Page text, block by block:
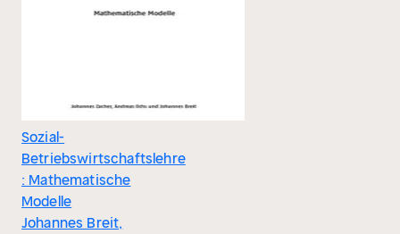
Sozial-
Betriebswirtschaftslehre
: Mathematische
Modelle
Johannes Breit,